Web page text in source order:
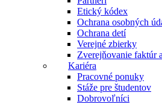
Etický kódex
Ochrana osobných
Ochrana detí
Verejné zbierky
Zverejňovanie faktúr
Kariéra
Pracovné ponuky
Stáže pre študentov
Dobrovoľníci